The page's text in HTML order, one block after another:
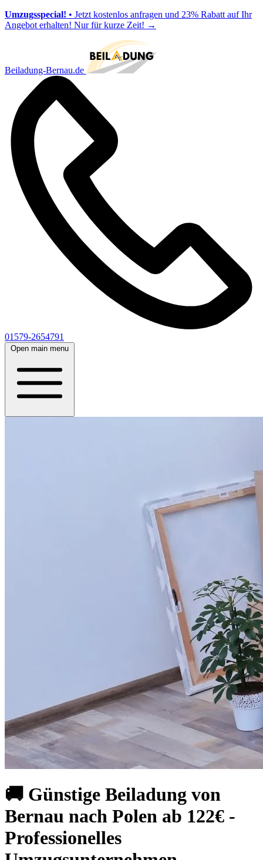
Umzugsspecial! • Jetzt kostenlos anfragen und 23% Rabatt auf Ihr
Angebot erhalten! Nur für kurze Zeit! →
Beiladung-Bernau.de
01579-2654791
Open main menu
🚚 Günstige Beiladung von
Bernau nach Polen ab 122€ -
Professionelles